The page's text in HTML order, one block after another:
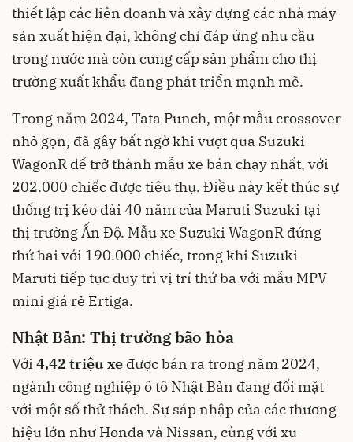
thiết lập các liên doanh và xây dựng các nhà máy
sản xuất hiện đại, không chỉ đáp ứng nhu cầu
trong nước mà còn cung cấp sản phẩm cho thị
trường xuất khẩu đang phát triển mạnh mẽ.
Trong năm 2024, Tata Punch, một mẫu crossover
nhỏ gọn, đã gây bất ngờ khi vượt qua Suzuki
WagonR để trở thành mẫu xe bán chạy nhất, với
202.000 chiếc được tiêu thụ. Điều này kết thúc sự
thống trị kéo dài 40 năm của Maruti Suzuki tại
thị trường Ấn Độ. Mẫu xe Suzuki WagonR đứng
thứ hai với 190.000 chiếc, trong khi Suzuki
Maruti tiếp tục duy trì vị trí thứ ba với mẫu MPV
mini giá rẻ Ertiga.
Nhật Bản: Thị trường bão hòa
Với 4,42 triệu xe được bán ra trong năm 2024,
ngành công nghiệp ô tô Nhật Bản đang đối mặt
với một số thử thách. Sự sáp nhập của các thương
hiệu lớn như Honda và Nissan, cùng với xu